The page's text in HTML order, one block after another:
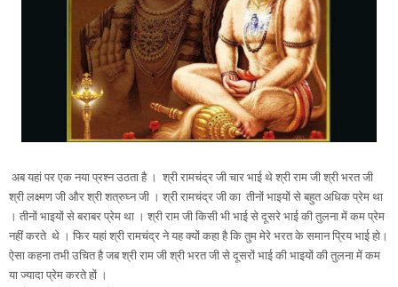
अब यहां पर एक नया प्रश्न उठता है । श्री रामचंद्र जी चार भाई थे श्री राम जी श्री भरत जी
श्री लक्ष्मण जी और श्री शत्रुघ्न जी । श्री रामचंद्र जी का तीनों भाइयों से बहुत अधिक प्रेम था
। तीनों भाइयों से बराबर प्रेम था । श्री राम जी किसी भी भाई से दूसरे भाई की तुलना में कम प्रेम
नहीं करते थे । फिर यहां श्री रामचंद्र ने यह क्यों कहा है कि तुम मेरे भरत के समान प्रिय भाई हो।
ऐसा कहना तभी उचित है जब श्री राम जी श्री भरत जी से दूसरों भाई की भाइयों की तुलना में कम
या ज्यादा प्रेम करते हों ।